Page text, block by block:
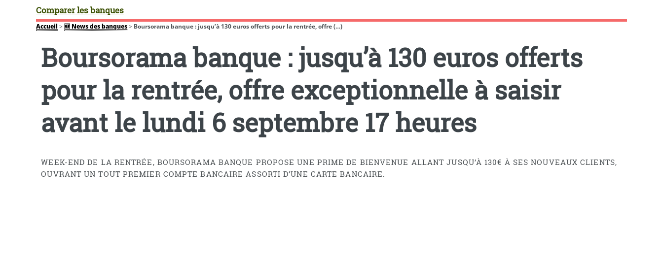
Comparer les banques
Accueil >🆕 News des banques> Boursorama banque : jusqu’à 130 euros offerts pour la rentrée, offre (…)
Boursorama banque : jusqu’à 130 euros offerts
pour la rentrée, offre exceptionnelle à saisir
avant le lundi 6 septembre 17 heures
WEEK-END DE LA RENTRÉE, BOURSORAMA BANQUE PROPOSE UNE PRIME DE BIENVENUE ALLANT JUSQU’À 130€ À SES NOUVEAUX CLIENTS,
OUVRANT UN TOUT PREMIER COMPTE BANCAIRE ASSORTI D’UNE CARTE BANCAIRE.